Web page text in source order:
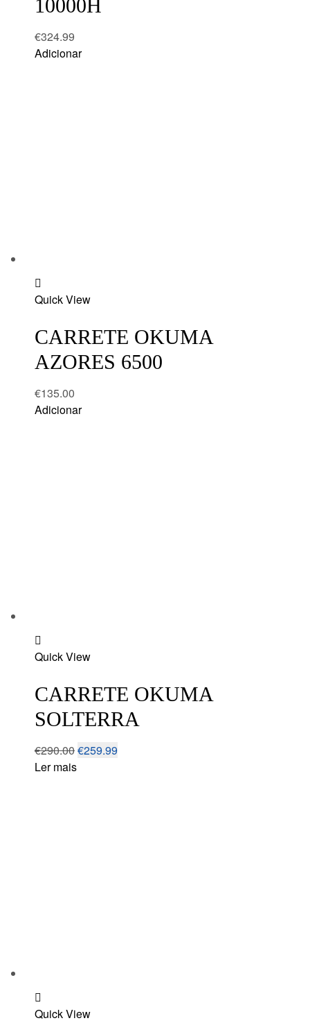
10000H
€324.99
Adicionar
to
Quick View
CARRETE OKUMA
AZORES 6500
€135.00
Adicionar
to
Quick View
CARRETE OKUMA
SOLTERRA
€290.00€259.99
Ler mais
to
Quick View